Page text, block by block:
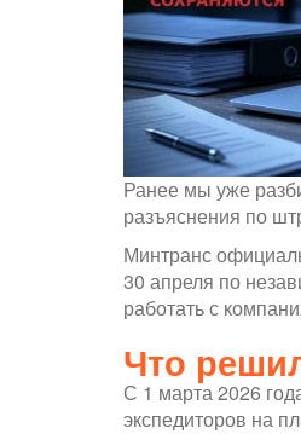
Ранее мы уже
разъяснения по
Минтранс
30 апреля по
работать с
Что
С 1 марта 2026
экспедиторов на